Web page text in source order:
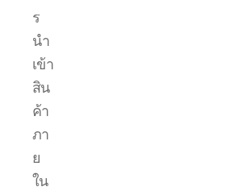
ร
นำ
เข้า
สิน
ค้า
ภา
ย
ใน